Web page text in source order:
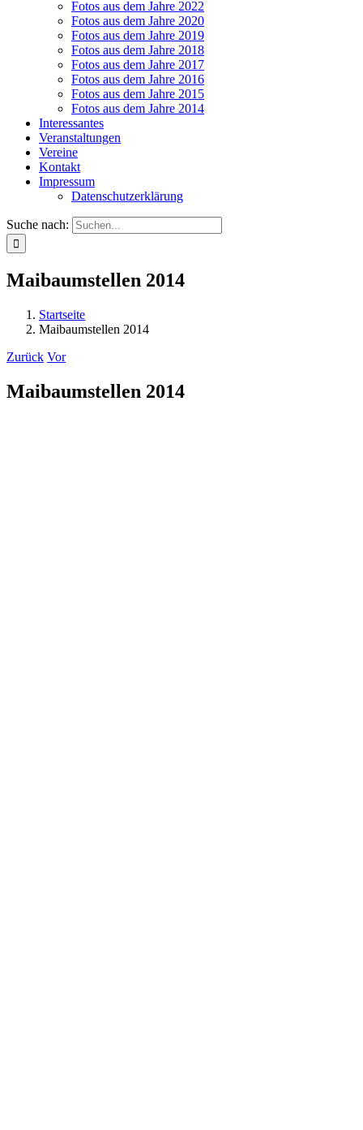
Fotos aus dem Jahre 2022
Fotos aus dem Jahre 2020
Fotos aus dem Jahre 2019
Fotos aus dem Jahre 2018
Fotos aus dem Jahre 2017
Fotos aus dem Jahre 2016
Fotos aus dem Jahre 2015
Fotos aus dem Jahre 2014
Interessantes
Veranstaltungen
Vereine
Kontakt
Impressum
Datenschutzerklärung
Suche nach:
Maibaumstellen 2014
Startseite
Maibaumstellen 2014
Zurück Vor
Maibaumstellen 2014